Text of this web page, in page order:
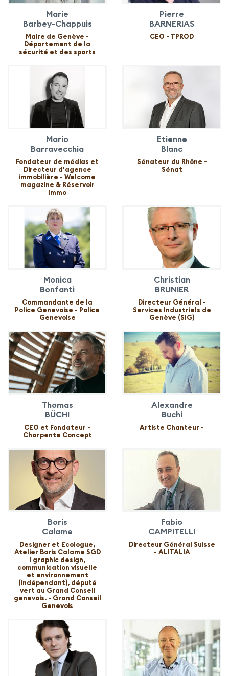
Marie
Barbey-Chappuis
Maire de Genève -
Département de la
sécurité et des sports
Pierre
BARNERIAS
CEO - TPROD
Mario
Barravecchia
Fondateur de médias et
Directeur d'agence
immobilière - Welcome
magazine & Réservoir
Immo
Etienne
Blanc
Sénateur du Rhône -
Sénat
Monica
Bonfanti
Commandante de la
Police Genevoise - Police
Genevoise
Christian
BRUNIER
Directeur Général -
Services Industriels de
Genève (SIG)
Thomas
BÜCHI
CEO et Fondateur -
Charpente Concept
Alexandre
Buchi
Artiste Chanteur -
Boris
Calame
Designer et Ecologue,
Atelier Boris Calame SGD
l graphic design,
communication visuelle
et environnement
(indépendant), député
vert au Grand Conseil
genevois. - Grand Conseil
Genevois
Fabio
CAMPITELLI
Directeur Général Suisse
- ALITALIA